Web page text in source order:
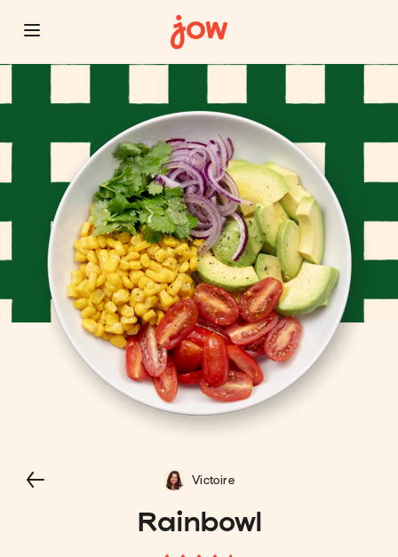
Rainbowl
Victoire